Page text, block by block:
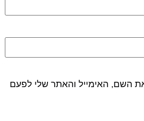
השם, האימייל והאתר שלי לפעם